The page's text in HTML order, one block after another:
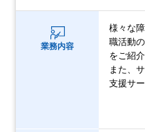
業務内容
様々な
職活動
をご紹
また、
支援サ